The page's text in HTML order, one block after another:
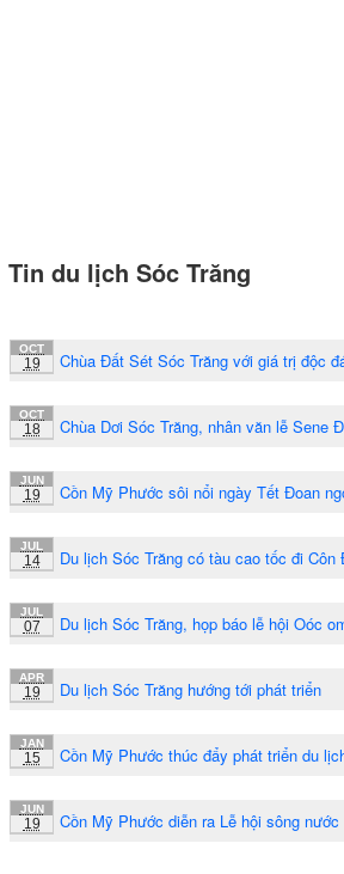
Tin du lịch Sóc Trăng
OCT
19 Chùa Đất Sét Sóc Trăng với giá trị độc
OCT
18 Chùa Dơi Sóc Trăng, nhân văn lễ Sene
JUN
19 Cồn Mỹ Phước sôi nổi ngày Tết Đoan
JUL
14 Du lịch Sóc Trăng có tàu cao tốc đi Côn
JUL
07 Du lịch Sóc Trăng, họp báo lễ hội Oóc
APR
19 Du lịch Sóc Trăng hướng tới phát triển
JAN
15 Cồn Mỹ Phước thúc đẩy phát triển du
JUN
19 Cồn Mỹ Phước diễn ra Lễ hội sông